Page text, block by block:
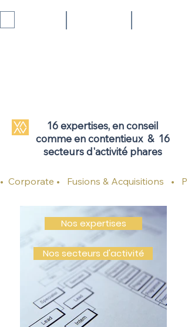
16 expertises, en conseil
comme en contentieux & 16
secteurs d'activité phares
•  Corporate •   Fusions & Acquisitions   •
Nos secteurs d'activité
Nos expertises